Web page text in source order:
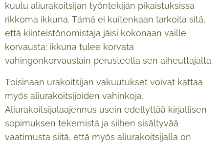
kuulu aliurakoitsijan työntekijän pikaistuksissa
rikkoma ikkuna. Tämä ei kuitenkaan tarkoita sitä,
että kiinteistönomistaja jäisi kokonaan vaille
korvausta: ikkuna tulee korvata
vahingonkorvauslain perusteella sen aiheuttajalta.
Toisinaan urakoitsijan vakuutukset voivat kattaa
myös aliurakoitsijoiden vahinkoja.
Aliurakoitsijalaajennus usein edellyttää kirjallisen
sopimuksen tekemistä ja siihen sisältyvää
vaatimusta siitä, että myös aliurakoitsijalla on